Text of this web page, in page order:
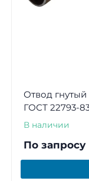
Отвод гнутый
ГОСТ 22793-
В наличии
По запросу